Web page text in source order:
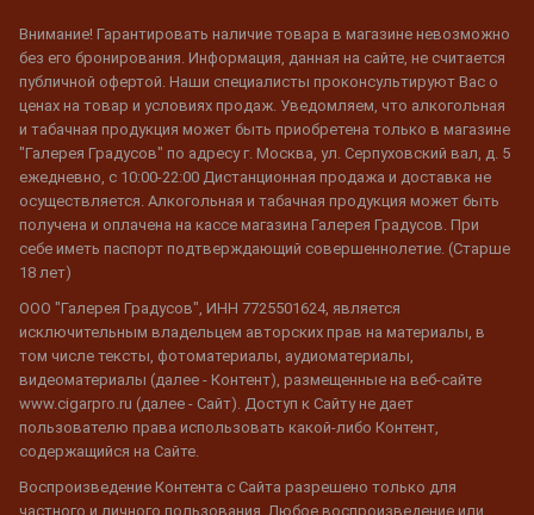
Внимание! Гарантировать наличие товара в магазине невозможно
без его бронирования. Информация, данная на сайте, не считается
публичной офертой. Наши специалисты проконсультируют Вас о
ценах на товар и условиях продаж. Уведомляем, что алкогольная
и табачная продукция может быть приобретена только в магазине
"Галерея Градусов" по адресу г. Москва, ул. Серпуховский вал, д. 5
ежедневно, с 10:00-22:00 Дистанционная продажа и доставка не
осуществляется. Алкогольная и табачная продукция может быть
получена и оплачена на кассе магазина Галерея Градусов. При
себе иметь паспорт подтверждающий совершеннолетие. (Старше
18 лет)
ООО "Галерея Градусов", ИНН 7725501624, является
исключительным владельцем авторских прав на материалы, в
том числе тексты, фотоматериалы, аудиоматериалы,
видеоматериалы (далее - Контент), размещенные на веб-сайте
www.cigarpro.ru (далее - Сайт). Доступ к Сайту не дает
пользователю права использовать какой-либо Контент,
содержащийся на Сайте.
Воспроизведение Контента с Сайта разрешено только для
частного и личного пользования. Любое воспроизведение или